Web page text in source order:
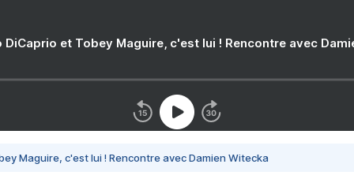
DiCaprio et Tobey Maguire, c'est lui ! Rencontre avec
Maguire, c'est lui ! Rencontre avec Damien Witecka